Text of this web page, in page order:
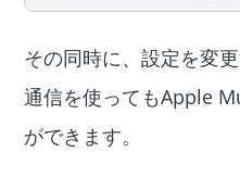
その同時に、設定を変
通信を使ってもApple
ができます。